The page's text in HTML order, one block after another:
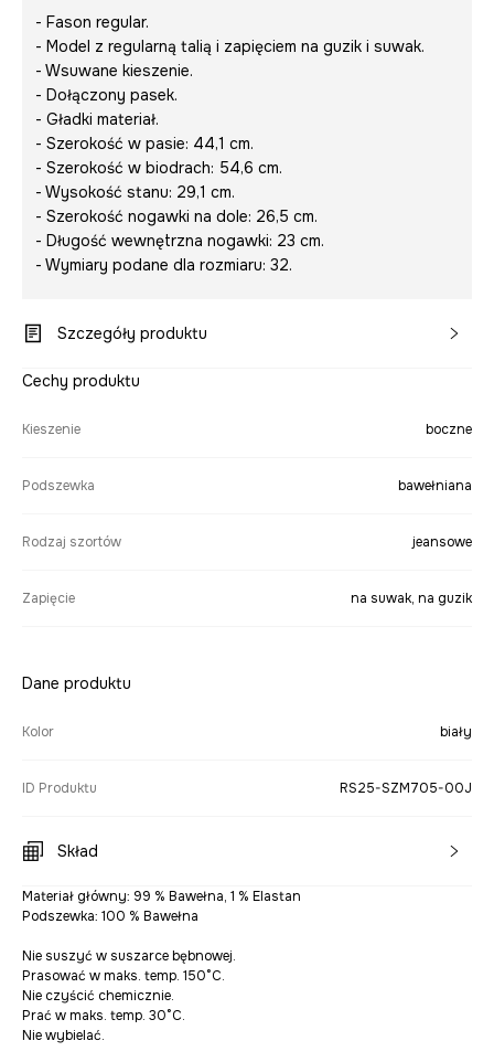
- Fason regular.
- Model z regularną talią i zapięciem na guzik i suwak.
- Wsuwane kieszenie.
- Dołączony pasek.
- Gładki materiał.
- Szerokość w pasie: 44,1 cm.
- Szerokość w biodrach: 54,6 cm.
- Wysokość stanu: 29,1 cm.
- Szerokość nogawki na dole: 26,5 cm.
- Długość wewnętrzna nogawki: 23 cm.
- Wymiary podane dla rozmiaru: 32.
Szczegóły produktu
Cechy produktu
Kieszenie boczne
Podszewka bawełniana
Rodzaj szortów jeansowe
Zapięcie na suwak, na guzik
Dane produktu
Kolor biały
ID Produktu RS25-SZM705-00J
Skład
Materiał główny: 99 % Bawełna, 1 % Elastan
Podszewka: 100 % Bawełna
Nie suszyć w suszarce bębnowej.
Prasować w maks. temp. 150°C.
Nie czyścić chemicznie.
Prać w maks. temp. 30°C.
Nie wybielać.